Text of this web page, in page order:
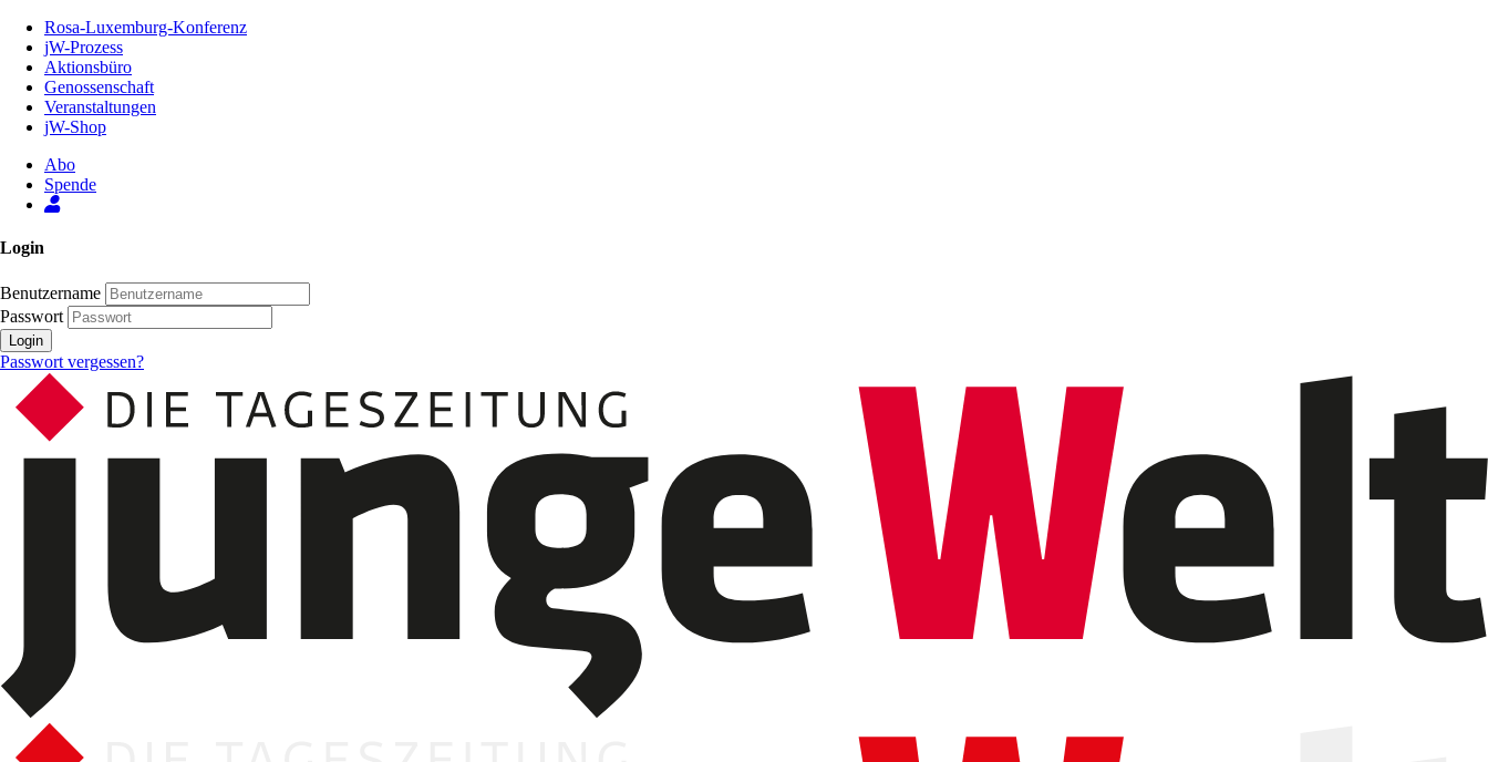
Inhalt
Seite
Rosa-Luxemburg-Konferenz
jW-Prozess
Aktionsbüro
Genossenschaft
Veranstaltungen
jW-Shop
Abo
Spende
Login
Benutzername
Passwort
Login
Passwort vergessen?